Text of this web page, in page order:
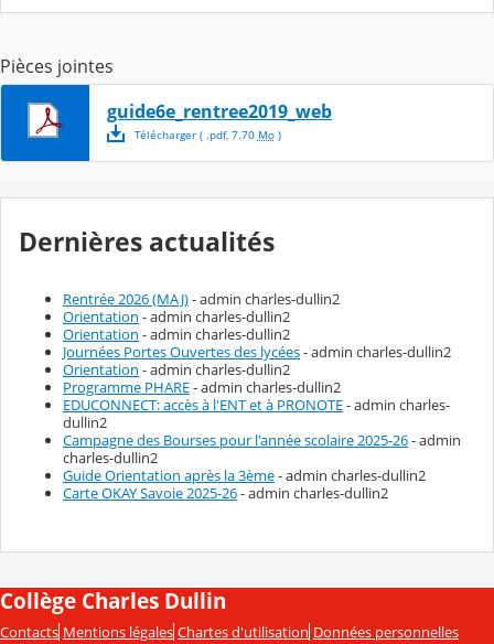
Pièces jointes
guide6e_rentree2019_web
Télécharger( .pdf, 7.70 Mo)
Dernières actualités
Rentrée 2026 (MAJ)- admin charles-dullin2
Orientation - admin charles-dullin2
Orientation - admin charles-dullin2
Journées Portes Ouvertes des lycées- admin charles-dullin2
Orientation - admin charles-dullin2
Programme PHARE- admin charles-dullin2
EDUCONNECT: accès à l'ENT et à PRONOTE- admin charles-
dullin2
Campagne des Bourses pour l'année scolaire 2025-26- admin
charles-dullin2
Guide Orientation après la 3ème- admin charles-dullin2
Carte OKAY Savoie 2025-26- admin charles-dullin2
Collège Charles Dullin
Contacts Mentions légales Chartes d'utilisation Données personnelles